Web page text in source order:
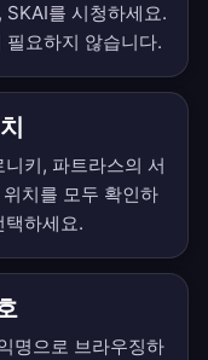
SKAI를 시청하세요.
요하지 않습니다.
키, 파트라스의 서
치를 모두 확인하
택하세요.
명으로 브라우징하